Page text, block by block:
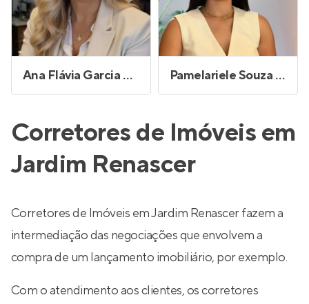
Ana Flávia Garcia Gonçalves Pamelariele Souza Bonfim de Carvalho
Corretores de Imóveis em
Jardim Renascer
Corretores de Imóveis em Jardim Renascer fazem a
intermediação das negociações que envolvem a
compra de um lançamento imobiliário, por exemplo.
Com o atendimento aos clientes, os corretores